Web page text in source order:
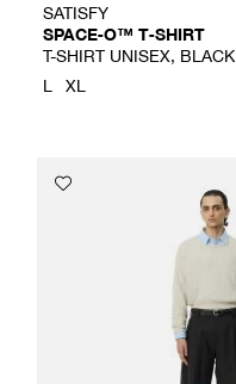
SATISFY
SPACE‑O™ T‑SHIRT
T-SHIRT UNISEX, BLACK
L XL